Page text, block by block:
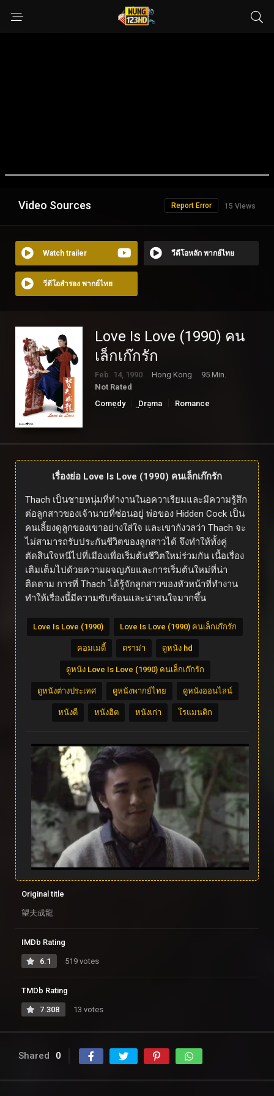
Video Sources 15 Views
Report Error
Watch trailer วีดีโอหลัก พากย์ไทย
วีดีโอสำรอง พากย์ไทย
Love Is Love (1990) คน
เล็กเก๊กรัก
Feb. 14, 1990 Hong Kong
95 Min.
Not Rated
Comedy
Drama
Romance
เรื่องย่อ Love Is Love (1990) คนเล็กเก๊กรัก
Thach เป็นชายหนุ่มที่ทำงานในอควาเรียมและมีความรู้สึก
ต่อลูกสาวของเจ้านายที่ซ่อนอยู่ พ่อของ Hidden Cock เป็น
คนเลี้ยงดูลูกของเขาอย่างใส่ใจ และเขากังวลว่า Thach จะ
ไม่สามารถรับประกันชีวิตของลูกสาวได้ จึงทำให้ทั้งคู่
ตัดสินใจหนีไปที่เมืองเพื่อเริ่มต้นชีวิตใหม่ร่วมกัน เนื้อเรื่อง
เติมเต็มไปด้วยความผจญภัยและการเริ่มต้นใหม่ที่น่า
ติดตาม การที่ Thach ได้รู้จักลูกสาวของหัวหน้าที่ทำงาน
ทำให้เรื่องนี้มีความซับซ้อนและน่าสนใจมากขึ้น
Love Is Love (1990) Love Is Love (1990) คนเล็กเก๊กรัก
คอมเมดี้ ดราม่า ดูหนัง hd
ดูหนัง Love Is Love (1990) คนเล็กเก๊กรัก
ดูหนังต่างประเทศ ดูหนังพากย์ไทย ดูหนังออนไลน์
หนังดี หนังฮิต หนังเก่า โรแมนติก
Original title
望夫成龍
IMDb Rating
6.1 519 votes
TMDb Rating
7.308 13 votes
Shared 0